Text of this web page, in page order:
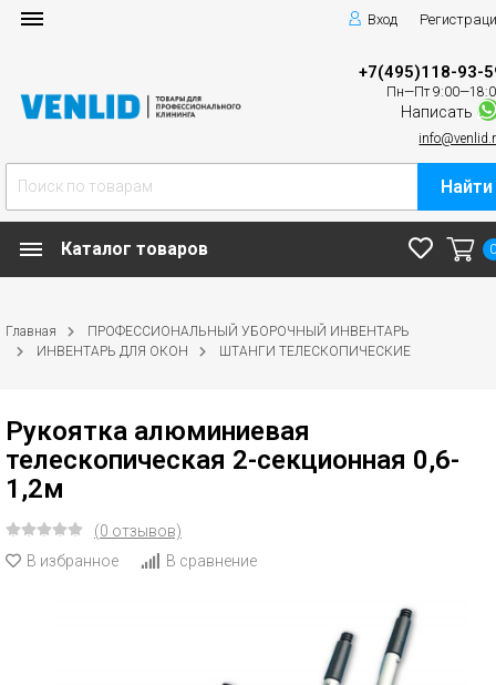
Вход
+7(495)118-93-
Пн—Пт
Написать
Найти
Каталог товаров
Главная
ПРОФЕССИОНАЛЬНЫЙ УБОРОЧНЫЙ ИНВЕНТАРЬ
ИНВЕНТАРЬ ДЛЯ ОКОН
ШТАНГИ ТЕЛЕСКОПИЧЕСКИЕ
Рукоятка алюминиевая
телескопическая 2-секционная 0,6-
1,2м
(0 отзывов)
В избранное
В сравнение